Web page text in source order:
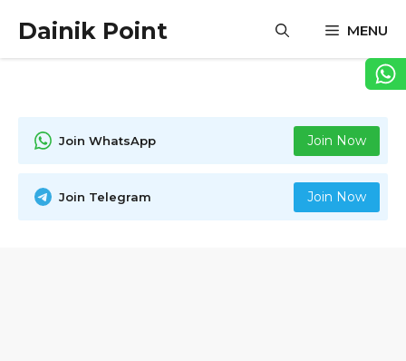
Dainik Point MENU
Join WhatsApp Join Now
Join Telegram Join Now